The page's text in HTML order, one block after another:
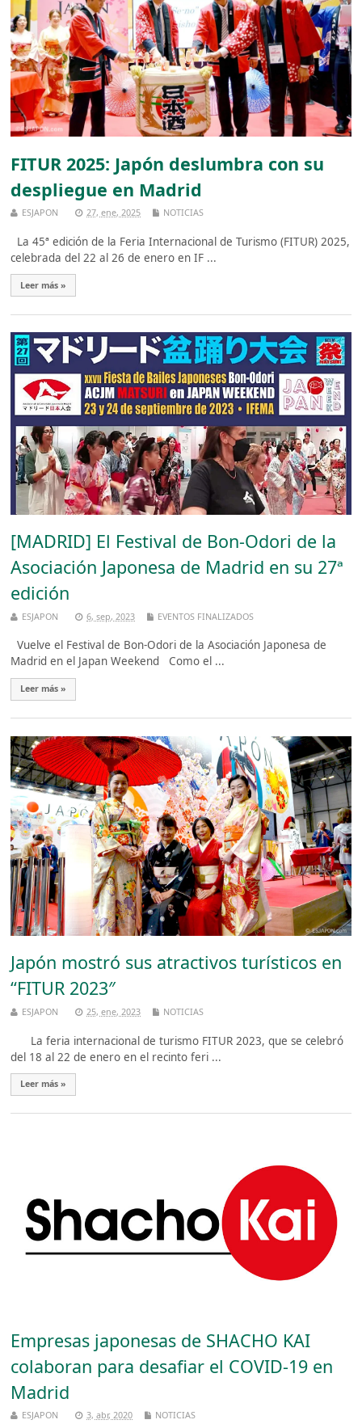
FITUR 2025: Japón deslumbra con su
despliegue en Madrid
ESJAPON 27, ene, 2025 NOTICIAS
La 45ª edición de la Feria Internacional de Turismo (FITUR) 2025,
celebrada del 22 al 26 de enero en IF ...
Leer más »
[MADRID] El Festival de Bon-Odori de la
Asociación Japonesa de Madrid en su 27ª
edición
ESJAPON 6, sep, 2023 EVENTOS FINALIZADOS
Vuelve el Festival de Bon-Odori de la Asociación Japonesa de
Madrid en el Japan Weekend Como el ...
Leer más »
Japón mostró sus atractivos turísticos en
“FITUR 2023″
ESJAPON 25, ene, 2023 NOTICIAS
La feria internacional de turismo FITUR 2023, que se celebró
del 18 al 22 de enero en el recinto feri ...
Leer más »
Empresas japonesas de SHACHO KAI
colaboran para desafiar el COVID-19 en
Madrid
ESJAPON 3, abr, 2020 NOTICIAS